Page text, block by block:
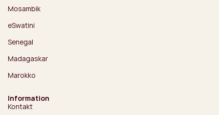
Mosambik
eSwatini
Senegal
Madagaskar
Marokko
Information
Kontakt